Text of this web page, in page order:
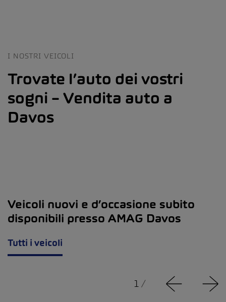
I NOSTRI VEICOLI
Trovate l’auto dei vostri
sogni – Vendita auto a
Davos
Veicoli nuovi e d’occasione subito
disponibili presso AMAG Davos
Tutti i veicoli
1 /